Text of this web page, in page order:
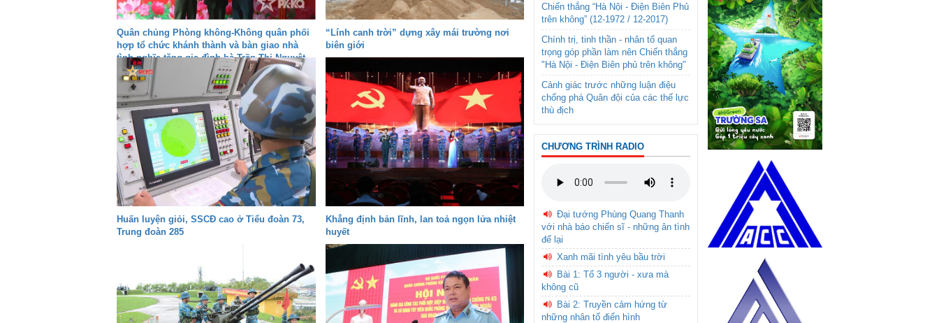
Quân chủng Phòng không-Không quân phối
hợp tổ chức khánh thành và bàn giao nhà
tình nghĩa tặng gia đình bà Trần Thị Nguyệt
“Lính canh trời” dựng xây mái trường nơi
biên giới
Huấn luyện giỏi, SSCĐ cao ở Tiểu đoàn 73,
Trung đoàn 285
Khẳng định bản lĩnh, lan toả ngọn lửa nhiệt
huyết
Chiến thắng “Hà Nội - Điện Biên Phủ
trên không” (12-1972 / 12-2017)
Chính trị, tinh thần - nhân tố quan
trọng góp phần làm nên Chiến thắng
"Hà Nội - Điện Biên phủ trên không"
Cảnh giác trước những luận điệu
chống phá Quân đội của các thế lực
thù địch
CHƯƠNG TRÌNH RADIO
Đại tướng Phùng Quang Thanh
với nhà báo chiến sĩ - những ân tình
để lại
Xanh mãi tình yêu bầu trời
Bài 1: Tổ 3 người - xưa mà
không cũ
Bài 2: Truyền cảm hứng từ
những nhân tố điển hình